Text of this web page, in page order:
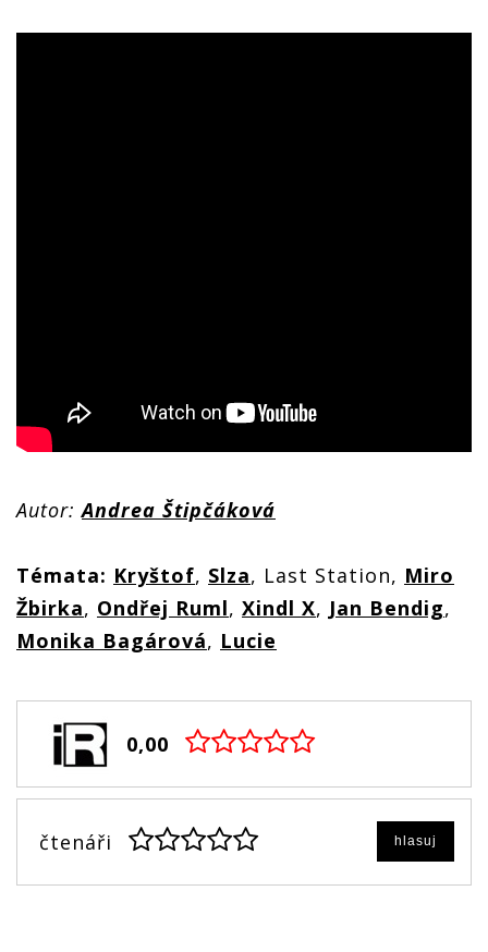
Autor:Andrea Štipčáková
Témata: Kryštof, Slza, Last Station, Miro
Žbirka, Ondřej Ruml, Xindl X, Jan Bendig,
Monika Bagárová, Lucie
0,00
čtenáři hlasuj